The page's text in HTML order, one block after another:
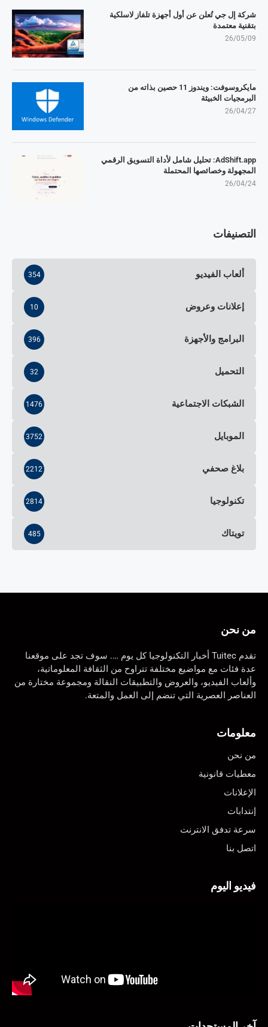
شركة إل جي تُعلن عن أول أجهزة تلفاز لاسلكية
بتقنية معتمدة
26/05/09
مايكروسوفت: ويندوز 11 حصين بذاته من
البرمجيات الخبيثة
26/04/27
AdShift.app: تحليل شامل لأداة التسويق الرقمي
المجهولة وخصائصها المحتملة
26/04/24
التصنيفات
ألعاب الفيديو 354
إعلانات وعروض 10
البرامج والأجهزة 396
التحميل 32
الشبكات الاجتماعية 1476
الموبايل 3752
بلاغ صحفي 2212
تكنولوجيا 2814
تويتاك 485
من نحن
تقدم Tuitec أخبار التكنولوجيا كل يوم …. سوف تجد على موقعنا
عدة فئات مع مواضيع مختلفة تتراوح من الثقافة المعلوماتية،
وألعاب الفيديو، والعروض والتطبيقات النقالة ومجموعة مختارة من
العناصر العصرية التي تنضم إلى العمل والمتعة.
معلومات
من نحن
معطيات قانونية
الإعلانات
إنتدابات
سرعة تدفق الانترنت
اتصل بنا
فيديو اليوم